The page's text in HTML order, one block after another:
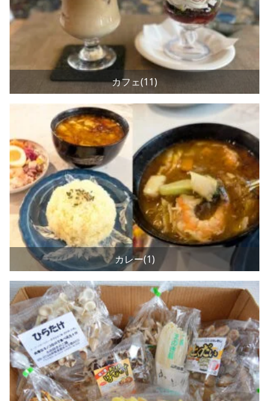
カフェ(11)
カレー(1)